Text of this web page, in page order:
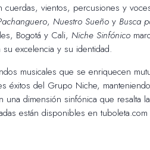
vientos, percusiones y
, Nuestro Sueñoy Busca
Bogotá y Cali, Niche Sinfónico
excelencia y su identidad.
musicales que se enriquecen
éxitos del Grupo Niche,
una dimensión sinfónica que resalta
están disponibles en tuboleta.com